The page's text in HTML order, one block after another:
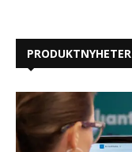
PRODUKTNYHETER